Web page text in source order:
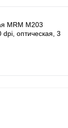
MRM M203
оптическая, 3